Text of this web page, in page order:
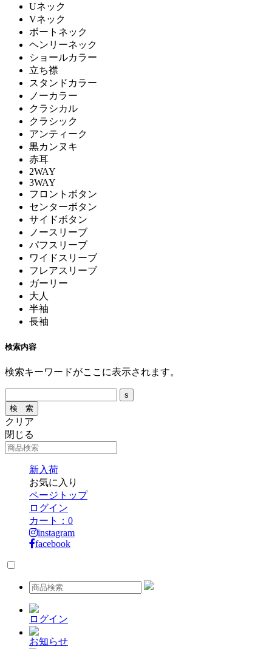
Uネック
Vネック
ボートネック
ヘンリーネック
ショールカラー
立ち襟
スタンドカラー
ノーカラー
クラシカル
クラシック
アンティーク
黒カンヌキ
赤耳
2WAY
3WAY
フロントボタン
センターボタン
サイドボタン
ノースリーブ
パフスリーブ
ワイドスリーブ
フレアスリーブ
ガーリー
大人
半袖
長袖
検索内容
検索キーワードがここに表示されます。
クリア
閉じる
新入荷
お気に入り
ページトップ
ログイン
カート： 0
instagram
facebook
ログイン
お知らせ